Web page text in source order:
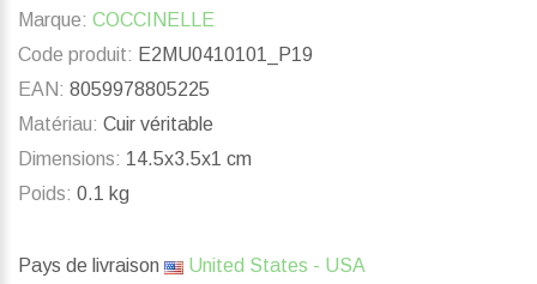
Marque: COCCINELLE
Code produit: E2MU0410101_P19
EAN: 8059978805225
Matériau: Cuir véritable
Dimensions: 14.5x3.5x1 cm
Poids: 0.1 kg
Pays de livraison United States - USA